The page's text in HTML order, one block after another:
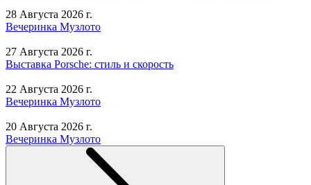
28 Августа 2026 г.
Вечеринка Музлото
27 Августа 2026 г.
Выставка Porsche: стиль и скорость
22 Августа 2026 г.
Вечеринка Музлото
20 Августа 2026 г.
Вечеринка Музлото